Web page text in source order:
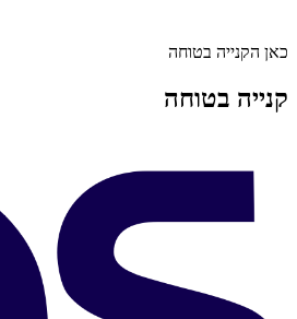
כאן הקנייה בטוחה
קנייה בטוחה